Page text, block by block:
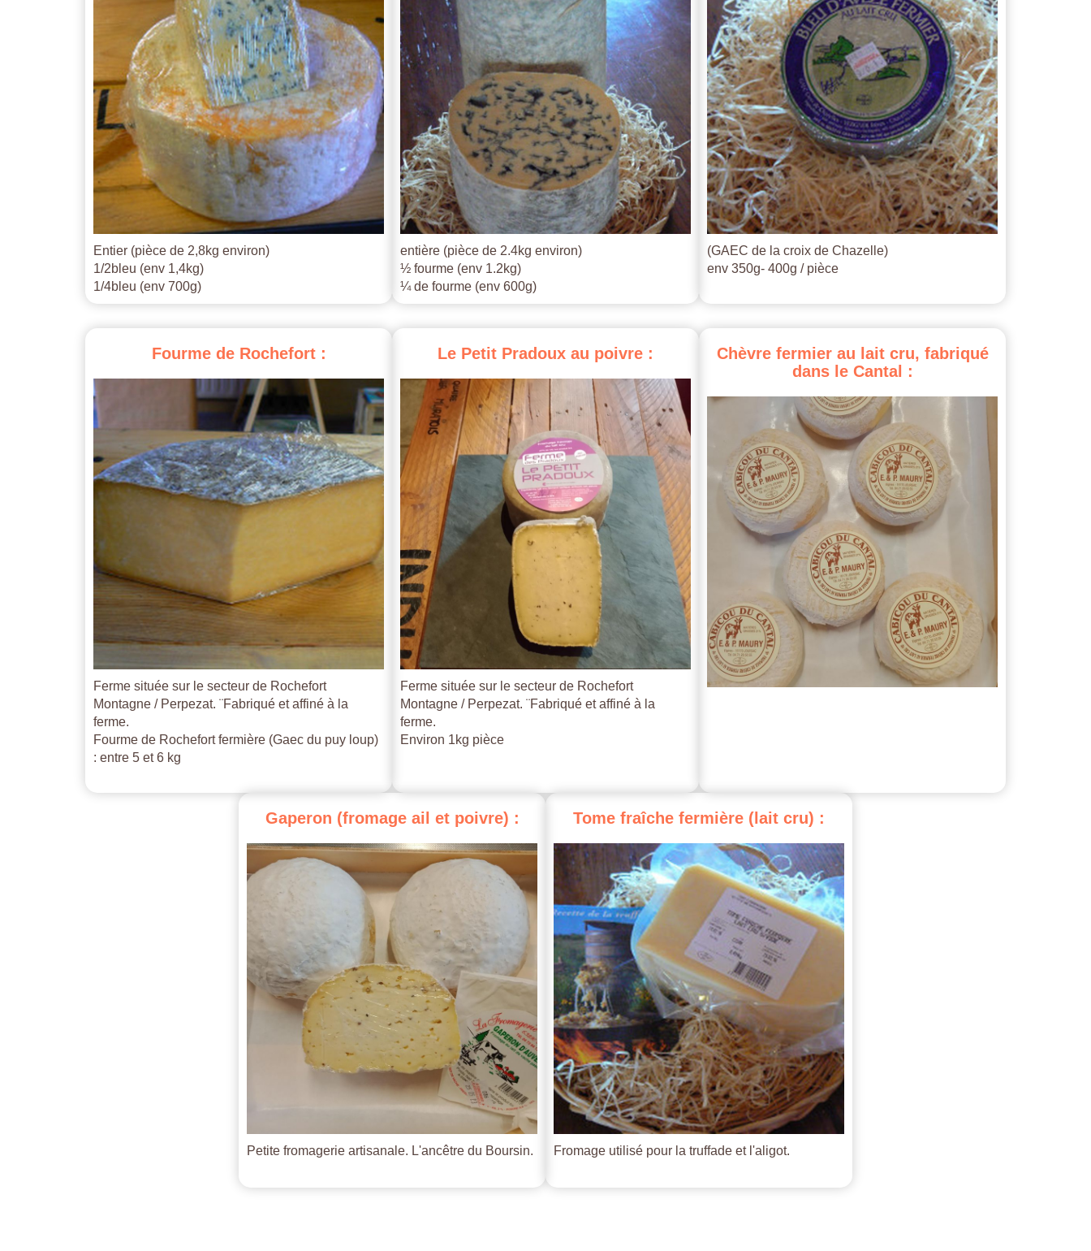
Entier (pièce de 2,8kg environ)
1/2bleu (env 1,4kg)
1/4bleu (env 700g)
entière (pièce de 2.4kg environ)
½ fourme (env 1.2kg)
¼ de fourme (env 600g)
(GAEC de la croix de Chazelle)
env 350g- 400g / pièce
Fourme de Rochefort :
Ferme située sur le secteur de Rochefort
Montagne / Perpezat. ¨Fabriqué et affiné à la
ferme.
Fourme de Rochefort fermière (Gaec du puy loup)
: entre 5 et 6 kg
Le Petit Pradoux au poivre :
Ferme située sur le secteur de Rochefort
Montagne / Perpezat. ¨Fabriqué et affiné à la
ferme.
Environ 1kg pièce
Chèvre fermier au lait cru, fabriqué
dans le Cantal :
Gaperon (fromage ail et poivre) :
Petite fromagerie artisanale. L'ancêtre du Boursin.
Tome fraîche fermière (lait cru) :
Fromage utilisé pour la truffade et l'aligot.